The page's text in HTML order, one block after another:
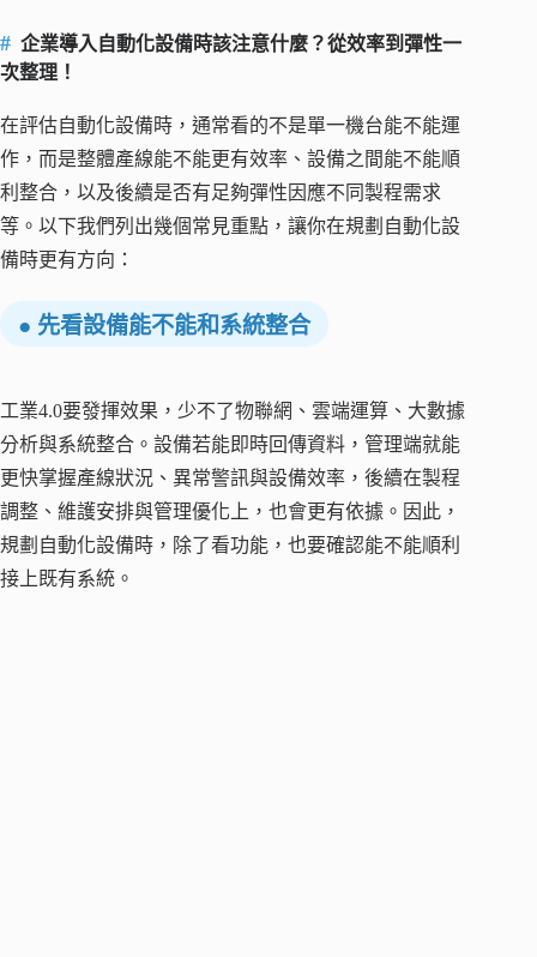
企業導入自動化設備時該注意什麼？從效率到彈性一
次整理！
在評估自動化設備時，通常看的不是單一機台能不能運
作，而是整體產線能不能更有效率、設備之間能不能順
利整合，以及後續是否有足夠彈性因應不同製程需求
等。以下我們列出幾個常見重點，讓你在規劃自動化設
備時更有方向：
● 先看設備能不能和系統整合
工業4.0要發揮效果，少不了物聯網、雲端運算、大數據
分析與系統整合。設備若能即時回傳資料，管理端就能
更快掌握產線狀況、異常警訊與設備效率，後續在製程
調整、維護安排與管理優化上，也會更有依據。因此，
規劃自動化設備時，除了看功能，也要確認能不能順利
接上既有系統。